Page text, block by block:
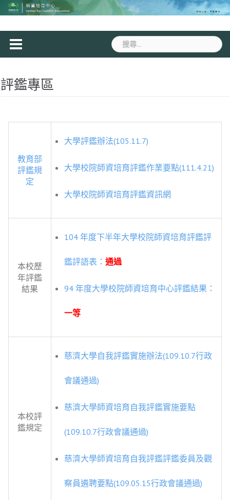
Skip
to
搜
尋
評鑑專區
教育部
評鑑規
定
大學評鑑辦法(105.11.7)
大學校院師資培育評鑑作業要點(111.4.21)
大學校院師資培育評鑑資訊網
本校歷
年評鑑
結果
104 年度下半年大學校院師資培育評鑑評
鑑評語表： 通過
94 年度大學校院師資培育中心評鑑結果：
一等
本校評
鑑規定
慈濟大學自我評鑑實施辦法(109.10.7行政
會議通過)
慈濟大學師資培育自我評鑑實施要點
(109.10.7行政會議通過)
慈濟大學師資培育自我評鑑評鑑委員及觀
察員遴聘要點(109.05.15行政會議通過)